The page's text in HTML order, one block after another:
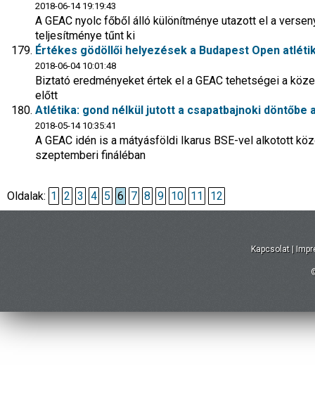
2018-06-14 19:19:43
A GEAC nyolc főből álló különítménye utazott el a
teljesítménye tűnt ki
Értékes gödöllői helyezések a Budapest Open
2018-06-04 10:01:48
Biztató eredményeket értek el a GEAC tehetségei a
előtt
Atlétika: gond nélkül jutott a csapatbajnoki döntőbe
2018-05-14 10:35:41
A GEAC idén is a mátyásföldi Ikarus BSE-vel alkotott
szeptemberi fináléban
Oldalak: 1 2 3 4 5 6 7 8 9 10 11 12
Kapcsolat |